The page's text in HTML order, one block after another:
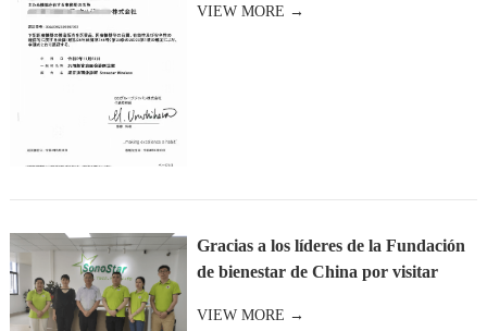
VIEW MORE →
Gracias a los líderes de la Fundación
de bienestar de China por visitar
VIEW MORE →